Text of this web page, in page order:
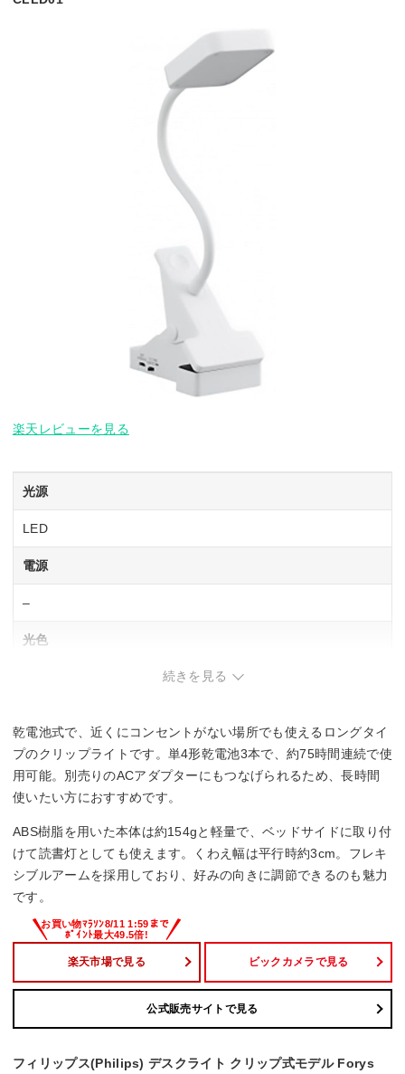
楽天レビューを見る
光源
LED
電源
–
光色
–
調光機能
–
消費電力
–
続きを見る
乾電池式で、近くにコンセントがない場所でも使えるロングタイ
プのクリップライトです。単4形乾電池3本で、約75時間連続で使
用可能。別売りのACアダプターにもつなげられるため、長時間
使いたい方におすすめです。
ABS樹脂を用いた本体は約154gと軽量で、ベッドサイドに取り付
けて読書灯としても使えます。くわえ幅は平行時約3cm。フレキ
シブルアームを採用しており、好みの向きに調節できるのも魅力
です。
楽天市場で見る ビックカメラで見る
公式販売サイトで見る
フィリップス(Philips) デスクライト クリップ式モデル Forys